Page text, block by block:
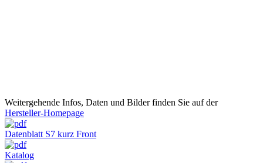
Weitergehende Infos, Daten und Bilder finden Sie auf der
Hersteller-Homepage
Datenblatt S7 kurz Front
Katalog